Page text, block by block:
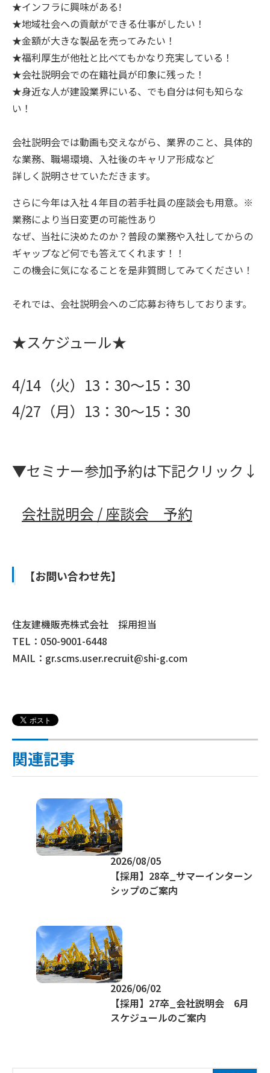
★インフラに興味がある!
★地域社会への貢献ができる仕事がしたい！
★金額が大きな製品を売ってみたい！
★福利厚生が他社と比べてもかなり充実している！
★会社説明会での在籍社員が印象に残った！
★身近な人が建設業界にいる、でも自分は何も知らな
い！
会社説明会では動画も交えながら、業界のこと、具体的
な業務、職場環境、入社後のキャリア形成など
詳しく説明させていただきます。
さらに今年は入社４年目の若手社員の座談会も用意。※
業務により当日変更の可能性あり
なぜ、当社に決めたのか？普段の業務や入社してからの
ギャップなど何でも答えてくれます！！
この機会に気になることを是非質問してみてください！
それでは、会社説明会へのご応募お待ちしております。
★スケジュール★
4/14（火）13：30～15：30
4/27（月）13：30～15：30
▼セミナー参加予約は下記クリック↓
会社説明会 / 座談会 予約
【お問い合わせ先】
住友建機販売株式会社 採用担当
TEL： 050-9001-6448
MAIL： gr.scms.user.recruit@shi-g.com
関連記事
2026/08/05
【採用】28卒_サマーインターン
シップのご案内
2026/06/02
【採用】27卒_会社説明会 6月
スケジュールのご案内